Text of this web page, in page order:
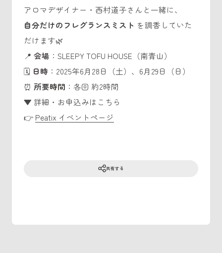
アロマデザイナー・西村道子さんと一緒に、
自分だけのフレグランスミスト を調香していた
だけます🌿
📍 会場 ：SLEEPY TOFU HOUSE（南青山）
🗓 日時：2025年6月28日（土）、6月29日（日）
⏰ 所要時間 ：各回 約2時間
▼ 詳細・お申込みはこちら
👉 Peatix イベントページ
共有する